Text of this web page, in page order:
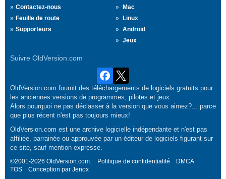
Contactez-nous
Feuille de route
Supporteurs
Mac
Linux
Android
Jeux
Suivre OldVersion.com
OldVersion.com fournit des téléchargements de logiciels gratuits pour
les anciennes versions de programmes, pilotes et jeux.
Alors pourquoi ne pas déclasser à la version que vous aimez?... parce
que plus récent n'est pas toujours mieux!
OldVersion.com est une archive logicielle indépendante et n'est pas
affiliée, parrainée ou approuvée par un éditeur de logiciels figurant sur
ce site, sauf mention expresse.
©2001-2026 OldVersion.com. Politique de confidentialité
DMCA
TOS
Conception par Jenox